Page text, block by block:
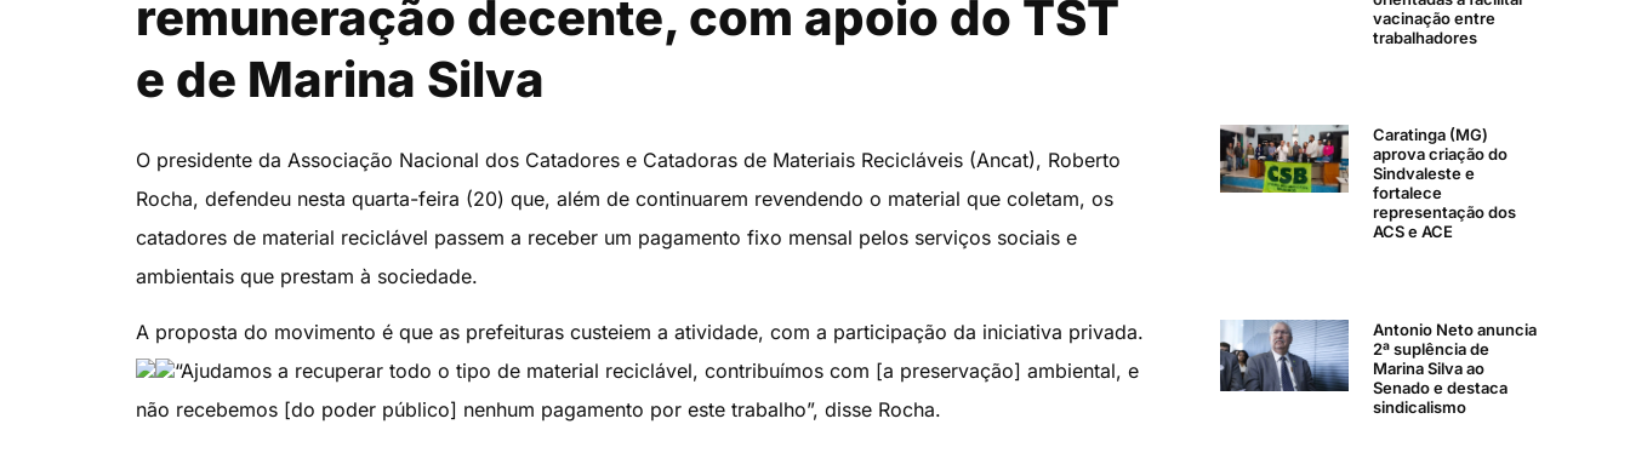
remuneração decente, com apoio do TST
e de Marina Silva
O presidente da Associação Nacional dos Catadores e Catadoras de Materiais Recicláveis (Ancat), Roberto
Rocha, defendeu nesta quarta-feira (20) que, além de continuarem revendendo o material que coletam, os
catadores de material reciclável passem a receber um pagamento fixo mensal pelos serviços sociais e
ambientais que prestam à sociedade.
A proposta do movimento é que as prefeituras custeiem a atividade, com a participação da iniciativa privada.
“Ajudamos a recuperar todo o tipo de material reciclável, contribuímos com [a preservação] ambiental, e
não recebemos [do poder público] nenhum pagamento por este trabalho”, disse Rocha.
vacinação entre
trabalhadores
Caratinga (MG)
aprova criação do
Sindvaleste e
fortalece
representação dos
ACS e ACE
Antonio Neto anuncia
2ª suplência de
Marina Silva ao
Senado e destaca
sindicalismo